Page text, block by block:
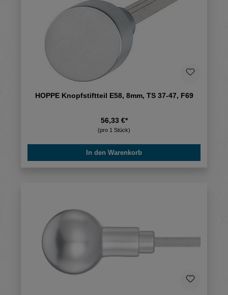
HOPPE Knopfstiftteil E58, 8mm, TS 37-47, F69
56,33 €*
(pro 1 Stück)
In den Warenkorb